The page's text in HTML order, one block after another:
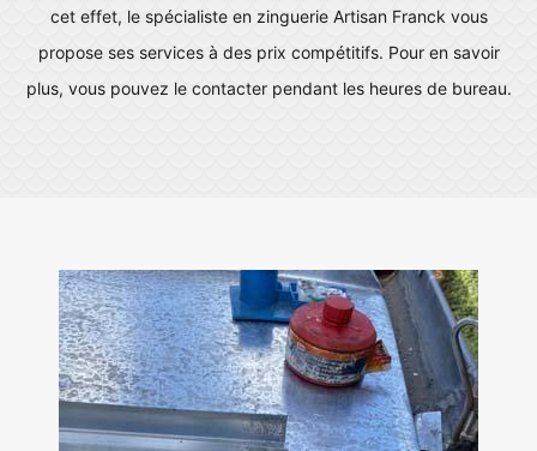
cet effet, le spécialiste en zinguerie Artisan Franck vous
propose ses services à des prix compétitifs. Pour en savoir
plus, vous pouvez le contacter pendant les heures de bureau.